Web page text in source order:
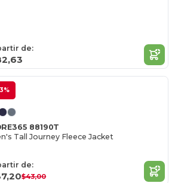
de:
88190T
Tall Journey Fleece Jacket
de:
$43,00